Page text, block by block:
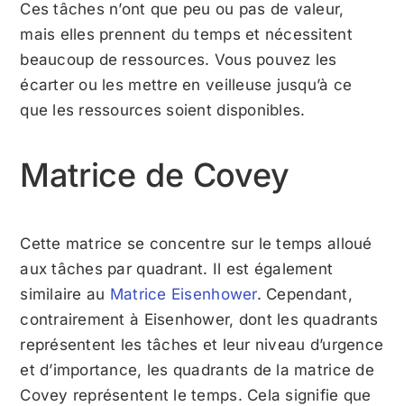
Ces tâches n’ont que peu ou pas de valeur,
mais elles prennent du temps et nécessitent
beaucoup de ressources. Vous pouvez les
écarter ou les mettre en veilleuse jusqu’à ce
que les ressources soient disponibles.
Matrice de Covey
Cette matrice se concentre sur le temps alloué
aux tâches par quadrant. Il est également
similaire au Matrice Eisenhower. Cependant,
contrairement à Eisenhower, dont les quadrants
représentent les tâches et leur niveau d’urgence
et d’importance, les quadrants de la matrice de
Covey représentent le temps. Cela signifie que